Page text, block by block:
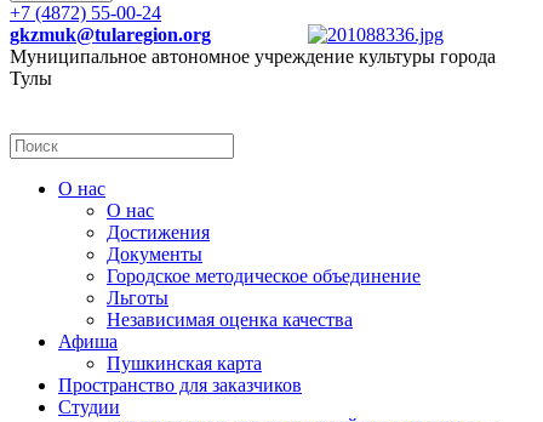
+7 (4872) 55-00-24
gkzmuk@tularegion.org
Муниципальное автономное учреждение культуры города
Тулы
О нас
О нас
Достижения
Документы
Городское методическое объединение
Льготы
Независимая оценка качества
Афиша
Пушкинская карта
Пространство для заказчиков
Студии